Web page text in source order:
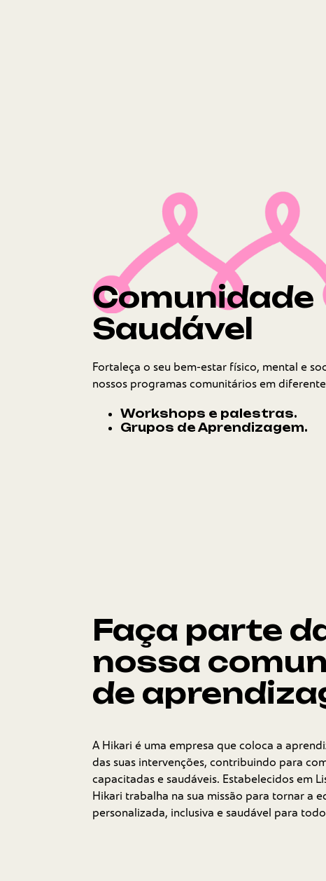
Comunidade
Saudável
Fortaleça o seu bem-estar físico, mental e
nossos programas comunitários em
Workshops e palestras.
Grupos de Aprendizagem.
Faça parte
nossa
de
A Hikari é uma empresa que coloca a
das suas intervenções, contribuindo para
capacitadas e saudáveis. Estabelecidos em
Hikari trabalha na sua missão para tornar a
personalizada, inclusiva e saudável para